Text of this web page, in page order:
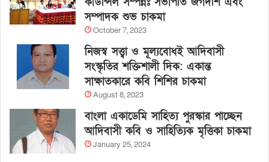
সম্পাদক শুভ চাকমা
October 7, 2023
নিজস্ব সত্ত্বা ও মূল্যবোধই আদিবাসী
সংস্কৃতির শক্তিশালী দিক: একান্ত
সাক্ষাতকারে কবি শিশির চাকমা
August 8, 2023
বাংলা একাডেমি সাহিত্য পুরস্কার পাচ্ছেন
আদিবাসী কবি ও সাহিত্যিক মৃত্তিকা চাকমা
January 25, 2024